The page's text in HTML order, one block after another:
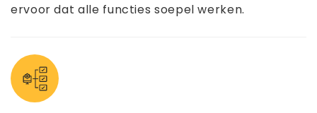
ervoor dat alle functies soepel werken.